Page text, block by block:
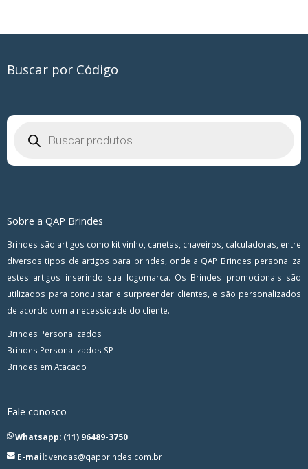
Buscar por Código
produtos
Sobre a QAP Brindes
Brindes são artigos como kit vinho, canetas, chaveiros, calculadoras, entre
diversos tipos de artigos para brindes, onde a QAP Brindes personaliza
estes artigos inserindo sua logomarca. Os Brindes promocionais são
utilizados para conquistar e surpreender clientes, e são personalizados
de acordo com a necessidade do cliente.
Brindes Personalizados
Brindes Personalizados SP
Brindes em Atacado
Fale conosco
Whatsapp: (11) 96489-3750
E-mail:vendas@qapbrindes.com.br